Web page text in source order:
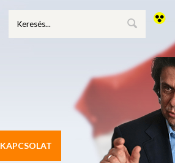
KAPCSOLAT